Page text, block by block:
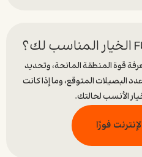
قوة المنطقة المانحة، وتحديد
البصيلات المتوقع، وما إذا كانت
فورًا